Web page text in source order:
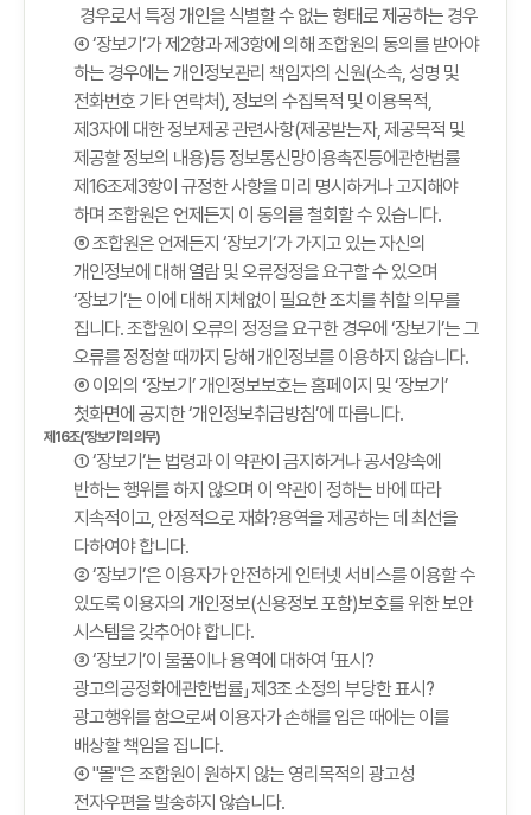
경우로서 특정 개인을 식별할 수 없는 형태로 제공하는 경우
④ ‘장보기’가 제2항과 제3항에 의해 조합원의 동의를 받아야
하는 경우에는 개인정보관리 책임자의 신원(소속, 성명 및
전화번호 기타 연락처), 정보의 수집목적 및 이용목적,
제3자에 대한 정보제공 관련사항(제공받는자, 제공목적 및
제공할 정보의 내용)등 정보통신망이용촉진등에관한법률
제16조제3항이 규정한 사항을 미리 명시하거나 고지해야
하며 조합원은 언제든지 이 동의를 철회할 수 있습니다.
⑤ 조합원은 언제든지 ‘장보기’가 가지고 있는 자신의
개인정보에 대해 열람 및 오류정정을 요구할 수 있으며
‘장보기’는 이에 대해 지체없이 필요한 조치를 취할 의무를
집니다. 조합원이 오류의 정정을 요구한 경우에 ‘장보기’는 그
오류를 정정할 때까지 당해 개인정보를 이용하지 않습니다.
⑥ 이외의 ‘장보기’ 개인정보보호는 홈페이지 및 ‘장보기’
첫화면에 공지한 ‘개인정보취급방침’에 따릅니다.
제16조(‘장보기’의 의무)
① ‘장보기’는 법령과 이 약관이 금지하거나 공서양속에
반하는 행위를 하지 않으며 이 약관이 정하는 바에 따라
지속적이고, 안정적으로 재화?용역을 제공하는 데 최선을
다하여야 합니다.
② ‘장보기’은 이용자가 안전하게 인터넷 서비스를 이용할 수
있도록 이용자의 개인정보(신용정보 포함)보호를 위한 보안
시스템을 갖추어야 합니다.
③ ‘장보기’이 물품이나 용역에 대하여 「표시?
광고의공정화에관한법률」 제3조 소정의 부당한 표시?
광고행위를 함으로써 이용자가 손해를 입은 때에는 이를
배상할 책임을 집니다.
④ "몰"은 조합원이 원하지 않는 영리목적의 광고성
전자우편을 발송하지 않습니다.